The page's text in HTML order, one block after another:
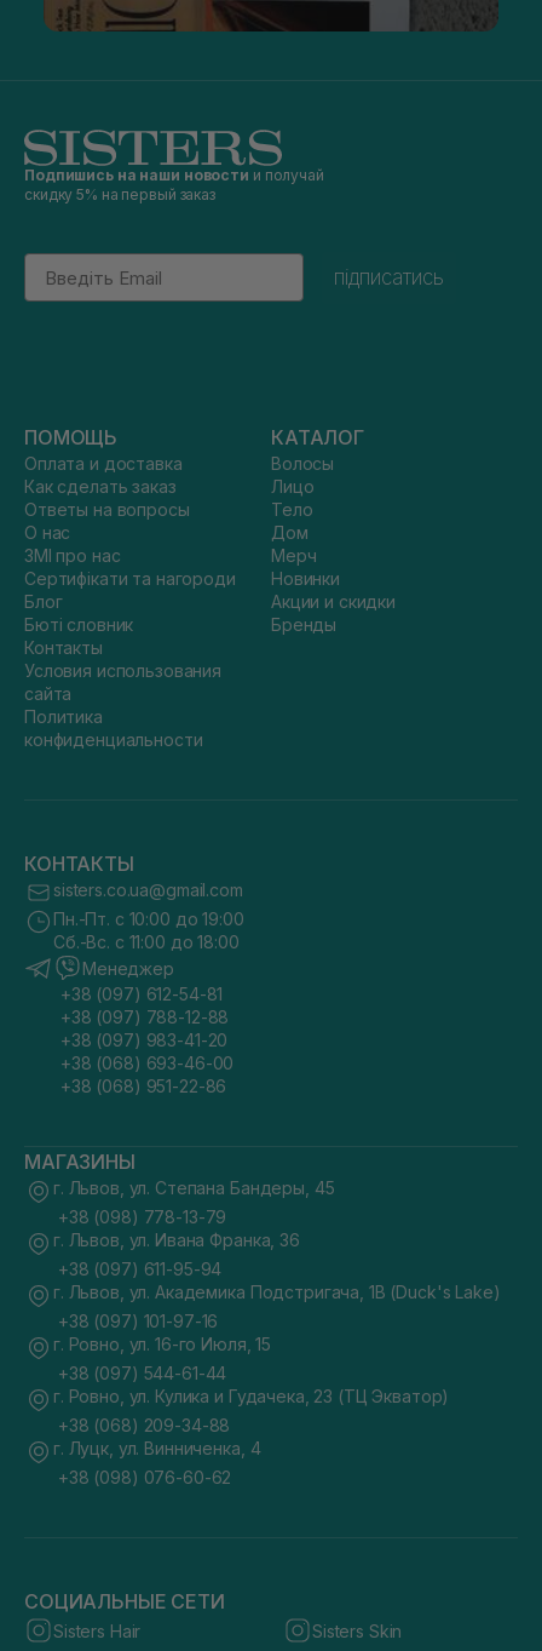
Подпишись на наши новости и получай
скидку 5% на первый заказ
Email
підписатись
ПОМОЩЬ
Оплата и доставка
Как сделать заказ
Ответы на вопросы
О нас
ЗМІ про нас
Сертифікати та нагороди
Блог
Бюті словник
Контакты
Условия использования
сайта
Политика
конфиденциальности
КАТАЛОГ
Волосы
Лицо
Тело
Дом
Мерч
Новинки
Акции и скидки
Бренды
КОНТАКТЫ
sisters.co.ua@gmail.com
Пн.-Пт. с 10:00 до 19:00
Сб.-Вс. с 11:00 до 18:00
Менеджер
+38 (097) 612-54-81
+38 (097) 788-12-88
+38 (097) 983-41-20
+38 (068) 693-46-00
+38 (068) 951-22-86
МАГАЗИНЫ
г. Львов, ул. Степана Бандеры, 45
+38 (098) 778-13-79
г. Львов, ул. Ивана Франка, 36
+38 (097) 611-95-94
г. Львов, ул. Академика Подстригача, 1В (Duck's Lake)
+38 (097) 101-97-16
г. Ровно, ул. 16-го Июля, 15
+38 (097) 544-61-44
г. Ровно, ул. Кулика и Гудачека, 23 (ТЦ Экватор)
+38 (068) 209-34-88
г. Луцк, ул. Винниченка, 4
+38 (098) 076-60-62
СОЦИАЛЬНЫЕ СЕТИ
Sisters Hair Sisters Skin